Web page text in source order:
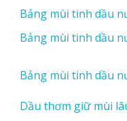
Bảng mùi tinh dầu
Bảng mùi tinh dầu
Bảng mùi tinh dầu
Dầu thơm giữ mùi